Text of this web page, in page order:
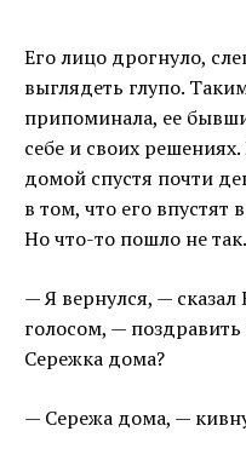
Его лицо дрогнуло,
выглядеть глупо.
припоминала, ее
себе и своих
домой спустя почти
в том, что его
Но что-то пошло не так.
— Я вернулся, —
голосом, —
Сережка дома?
— Сережа дома, —